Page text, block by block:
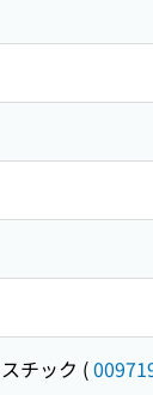
チック (